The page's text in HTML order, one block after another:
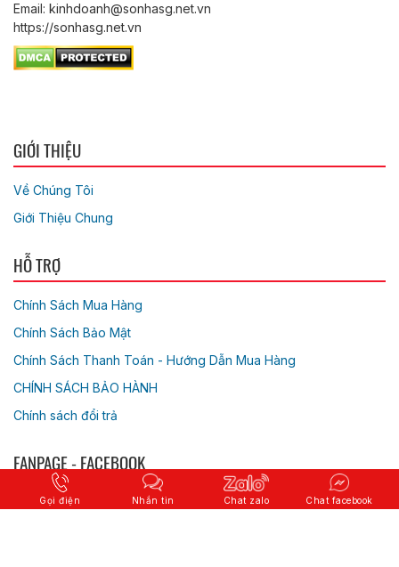
Email: kinhdoanh@sonhasg.net.vn
https://sonhasg.net.vn
GIỚI THIỆU
Về Chúng Tôi
Giới Thiệu Chung
HỖ TRỢ
Chính Sách Mua Hàng
Chính Sách Bảo Mật
Chính Sách Thanh Toán - Hướng Dẫn Mua Hàng
CHÍNH SÁCH BẢO HÀNH
Chính sách đổi trả
FANPAGE - FACEBOOK
Gọi điện Nhắn tin Chat zalo Chat facebook